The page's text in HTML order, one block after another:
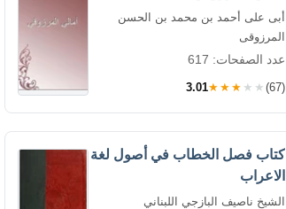
أبى على أحمد بن محمد بن الحسن
المرزوقى
عدد الصفحات: 617
3.01★★★★★ (67)
كتاب فصل الخطاب في أصول لغة
الاعراب
الشيخ ناصيف البازجي اللبناني